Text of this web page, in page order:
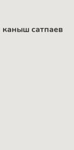
каныш сатпаев